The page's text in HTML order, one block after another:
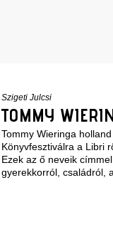
Szigeti Julcsi
TOMMY
Tommy Wieringa
Könyvfesztiválra a Libri
Ezek az ő neveik
gyerekkorról, családról,